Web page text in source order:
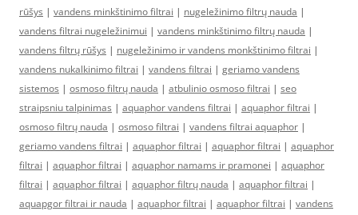
rūšys | vandens minkštinimo filtrai | nugeležinimo filtrų nauda |
vandens filtrai nugeležinimui | vandens minkštinimo filtrų nauda |
vandens filtrų rūšys | nugeležinimo ir vandens monkštinimo filtrai |
vandens nukalkinimo filtrai | vandens filtrai | geriamo vandens
sistemos | osmoso filtrų nauda | atbulinio osmoso filtrai | seo
straipsniu talpinimas | aquaphor vandens filtrai | aquaphor filtrai |
osmoso filtrų nauda | osmoso filtrai | vandens filtrai aquaphor |
geriamo vandens filtrai | aquaphor filtrai | aquaphor filtrai | aquaphor
filtrai | aquaphor filtrai | aquaphor namams ir pramonei | aquaphor
filtrai | aquaphor filtrai | aquaphor filtrų nauda | aquaphor filtrai |
aquapgor filtrai ir nauda | aquaphor filtrai | aquaphor filtrai | vandens